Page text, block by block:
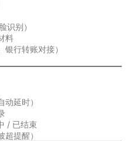
识别）
料
行转账对接）
延时）
/ 已结束
提醒）